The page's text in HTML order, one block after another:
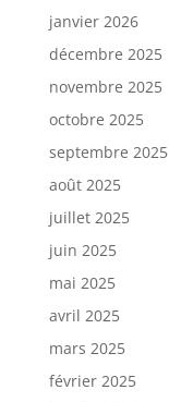
janvier 2026
décembre 2025
novembre 2025
octobre 2025
septembre 2025
août 2025
juillet 2025
juin 2025
mai 2025
avril 2025
mars 2025
février 2025